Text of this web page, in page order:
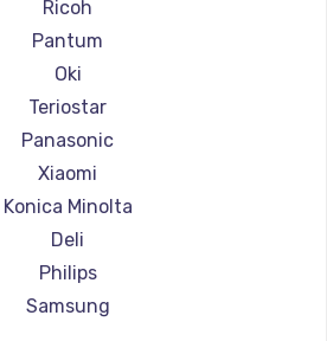
Ricoh
Pantum
Oki
Teriostar
Panasonic
Xiaomi
Konica Minolta
Deli
Philips
Samsung